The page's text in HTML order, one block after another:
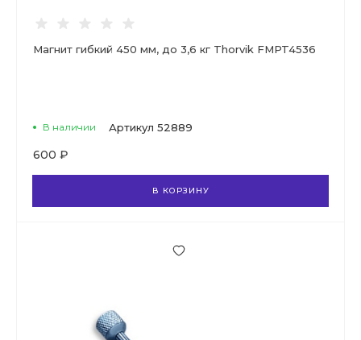
Магнит гибкий 450 мм, до 3,6 кг Thorvik FMPT4536
В наличии Артикул 52889
600 ₽
В КОРЗИНУ